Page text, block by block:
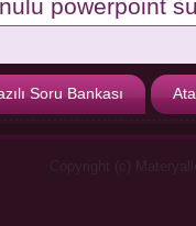
powerpoint
Soru Bankası